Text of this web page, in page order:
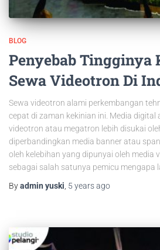
BLOG
Penyebab Tingginya
Sewa Videotron Di
Sewa videotron alami perkembangan
cepat di zaman kekinian ini. Media digital
videotron atau megatron lebih disukai
diperbandingkan media banner atau
oleh kelebihan yang dipunyai oleh media
sebagai salah satunya pemicu mengapa
Byadmin yuski 5 yearsago